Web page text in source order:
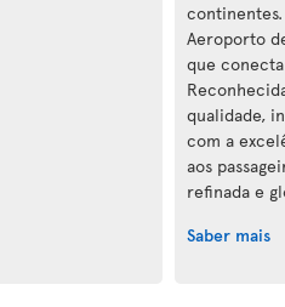
Aeroporto
que
qualidade,
com a
aos
refinada e
Saber mais